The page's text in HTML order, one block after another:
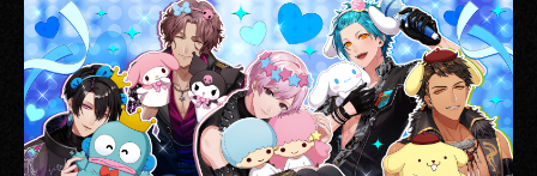
美少女図鑑
イベント
タテドラ
その他事業